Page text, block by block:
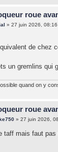
roue
» 27 juin 2026, 08:16
de chez
un gremlins qui
quand on y
roue
» 27 juin 2026,
taff mais faut pas